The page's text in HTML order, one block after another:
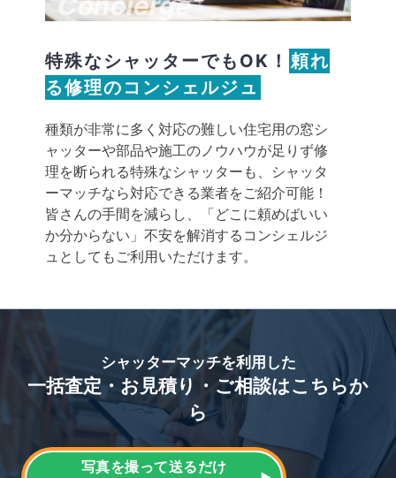
特殊なシャッターでもOK！ 頼れ
る修理のコンシェルジュ
種類が非常に多く対応の難しい住宅用の窓シ
ャッターや部品や施工のノウハウが足りず修
理を断られる特殊なシャッターも、シャッタ
ーマッチなら対応できる業者をご紹介可能！
皆さんの手間を減らし、「どこに頼めばいい
か分からない」不安を解消するコンシェルジ
ュとしてもご利用いただけます。
シャッターマッチを利用した
一括査定・お見積り・ご相談はこちらか
ら
写真を撮って送るだけ